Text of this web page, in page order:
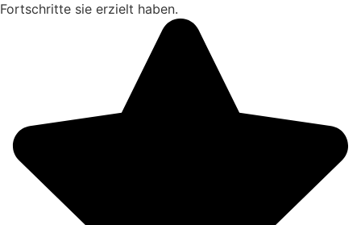
Fortschritte sie erzielt haben.